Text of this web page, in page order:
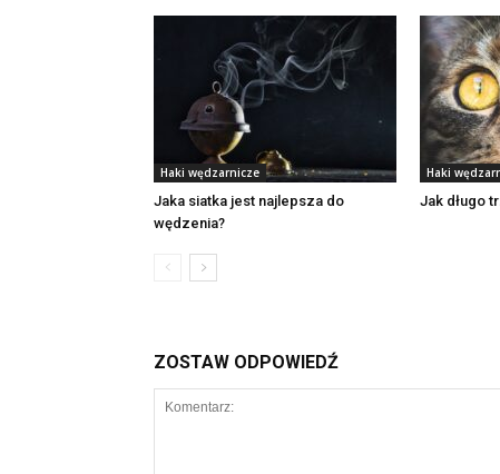
Haki wędzarnicze
Jaka siatka jest najlepsza do
wędzenia?
Haki
Jak długo
ZOSTAW ODPOWIEDŹ